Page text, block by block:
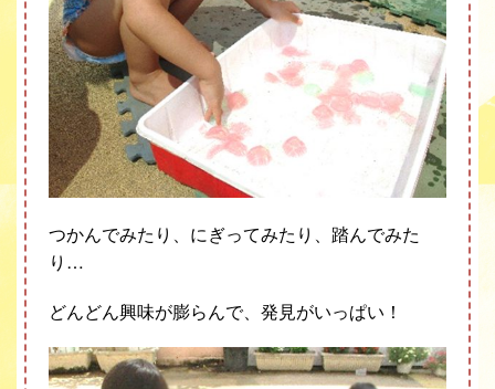
つかんでみたり、にぎってみたり、踏んでみた
り…
どんどん興味が膨らんで、発見がいっぱい！